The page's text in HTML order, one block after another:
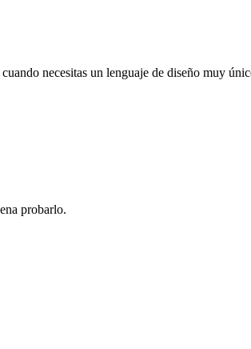
necesitas un lenguaje de diseño muy
probarlo.